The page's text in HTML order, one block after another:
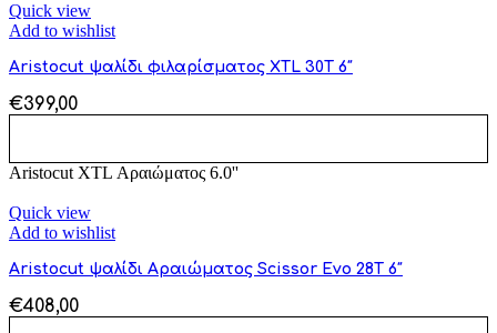
Quick view
Add to wishlist
Aristocut ψαλίδι φιλαρίσματος XTL 30T 6″
€399,00
Aristocut XTL Αραιώματος 6.0''
Quick view
Add to wishlist
Aristocut ψαλίδι Αραιώματος Scissor Evo 28T 6″
€408,00